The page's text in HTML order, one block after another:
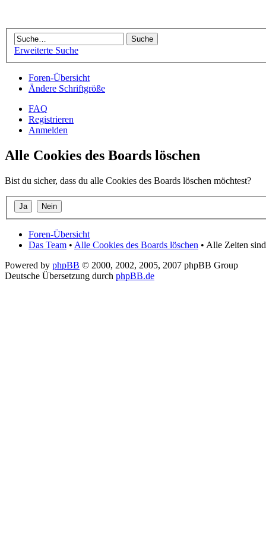
Erweiterte Suche
Foren-Übersicht
Ändere Schriftgröße
FAQ
Registrieren
Anmelden
Alle Cookies des Boards löschen
Bist du sicher, dass du alle Cookies des Boards löschen möchtest?
Foren-Übersicht
Das Team • Alle Cookies des Boards löschen • Alle Zeiten
Powered by phpBB © 2000, 2002, 2005, 2007 phpBB Group
Deutsche Übersetzung durch phpBB.de